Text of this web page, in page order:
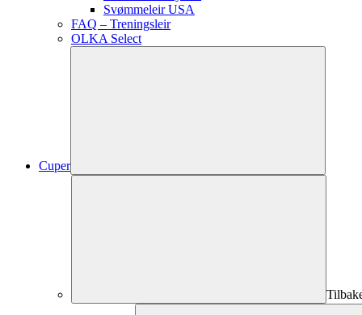
Svømmeleir USA
FAQ – Treningsleir
OLKA Select
Cuper